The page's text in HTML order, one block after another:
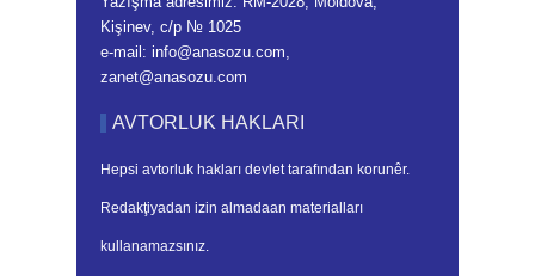
Kişinev, c/p № 1025
e-mail: info@anasozu.com,
zanet@anasozu.com
AVTORLUK HAKLARI
Hepsi avtorluk hakları devlet tarafından korunêr.
Redakţiyadan izin almadaan materialları
kullanamazsınız.